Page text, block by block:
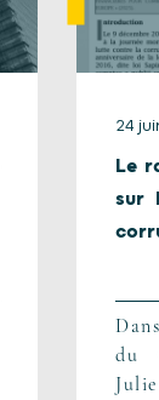
24
Le
sur
du